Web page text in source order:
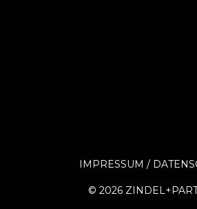
© 2026
IMPRESSUM